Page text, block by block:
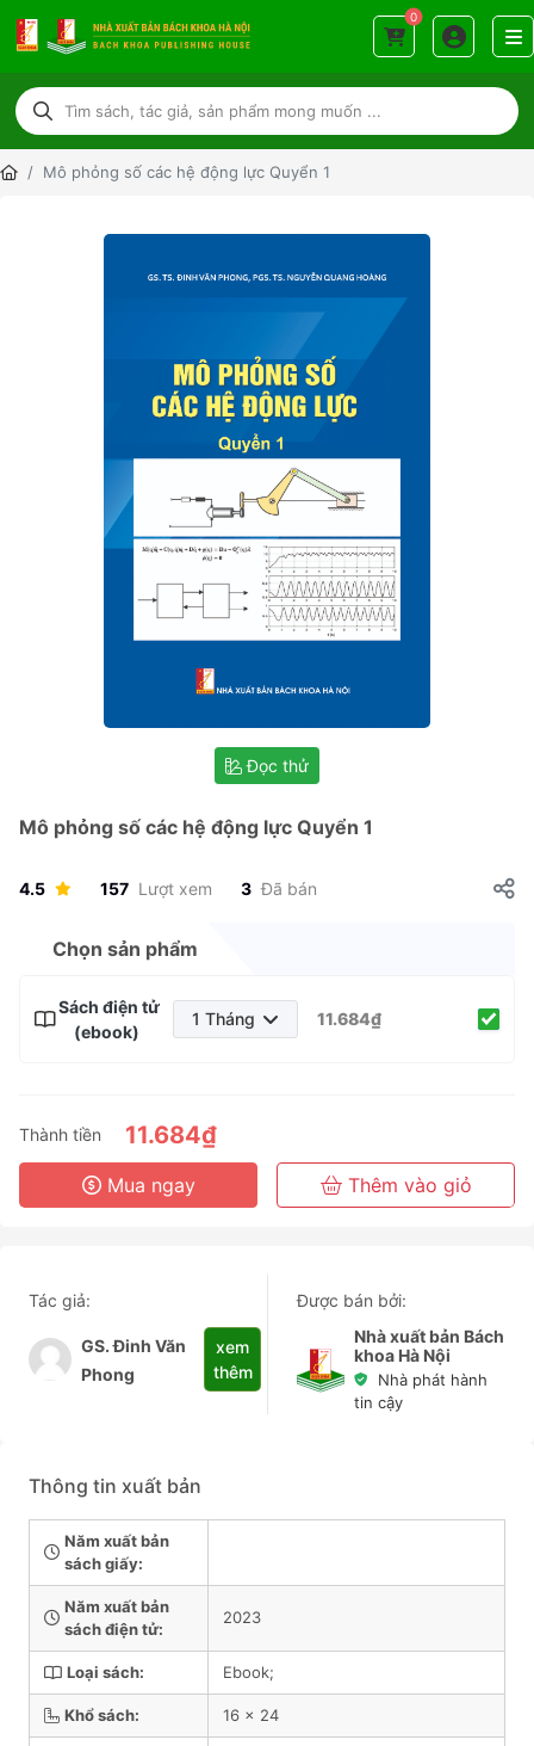
0
Mô phỏng số các hệ động lực Quyển 1
Đọc thử
Mô phỏng số các hệ động lực Quyển 1
4.5 157 Lượt xem 3 Đã bán
Chọn sản phẩm
Sách điện tử
(ebook)
1 Tháng
6 Tháng
3 Năm
11.684₫
Thành tiền 11.684₫
Mua ngay Thêm vào giỏ
Tác giả:
GS. Đinh Văn
Phong
xem
thêm
Được bán bởi:
Nhà xuất bản Bách
khoa Hà Nội
Nhà phát hành
tin cậy
Thông tin xuất bản
Năm xuất bản
sách giấy:
Năm xuất bản
sách điện tử:
2023
Loại sách: Ebook;
Khổ sách: 16 x 24